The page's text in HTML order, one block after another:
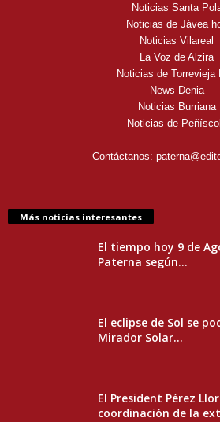
Noticias Santa
Noticias de Jávea
Noticias Vilareal
La Voz de Alzira
Noticias de Torrevieja
News Denia
Noticias Burriana
Noticias de
Contáctanos:
Más noticias interesantes
El tiempo hoy 9 de
Paterna según...
El eclipse de Sol se
Mirador Solar...
El President Pérez
coordinación de la